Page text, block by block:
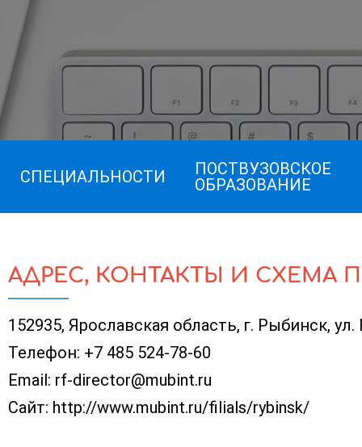
СПЕЦИАЛЬНОСТИ
ПОСТВУЗОВСКОЕ
ОБРАЗОВАНИЕ
АДРЕС, КОНТАКТЫ И СХЕМА
152935, Ярославская область, г. Рыбинск,
Телефон: +7 485 524-78-60
Email: rf-director@mubint.ru
Сайт: http://www.mubint.ru/filials/rybinsk/